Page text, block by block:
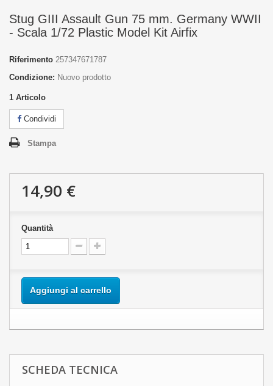
Stug GIII Assault Gun 75 mm. Germany WWII
- Scala 1/72 Plastic Model Kit Airfix
Riferimento 257347671787
Condizione: Nuovo prodotto
1 Articolo
Condividi
Stampa
14,90 €
Quantità
Aggiungi al carrello
SCHEDA TECNICA